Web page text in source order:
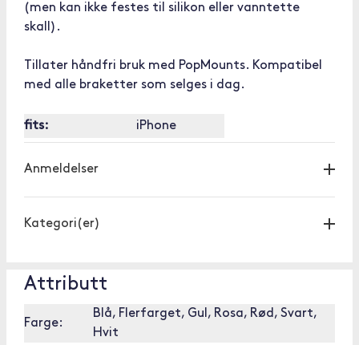
(men kan ikke festes til silikon eller vanntette
skall).
Tillater håndfri bruk med PopMounts. Kompatibel
med alle braketter som selges i dag.
fits: iPhone
Anmeldelser
Kategori(er)
Attributt
Farge:
Blå, Flerfarget, Gul, Rosa, Rød, Svart,
Hvit